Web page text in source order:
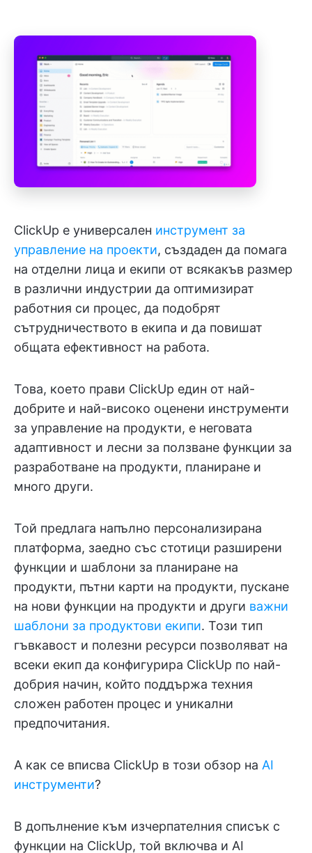
ClickUp е универсален инструмент за
управление на проекти, създаден да помага
на отделни лица и екипи от всякакъв размер
в различни индустрии да оптимизират
работния си процес, да подобрят
сътрудничеството в екипа и да повишат
общата ефективност на работа.
Това, което прави ClickUp един от най-
добрите и най-високо оценени инструменти
за управление на продукти, е неговата
адаптивност и лесни за ползване функции за
разработване на продукти, планиране и
много други.
Той предлага напълно персонализирана
платформа, заедно със стотици разширени
функции и шаблони за планиране на
продукти, пътни карти на продукти, пускане
на нови функции на продукти и други важни
шаблони за продуктови екипи. Този тип
гъвкавост и полезни ресурси позволяват на
всеки екип да конфигурира ClickUp по най-
добрия начин, който поддържа техния
сложен работен процес и уникални
предпочитания.
А как се вписва ClickUp в този обзор на AI
инструменти?
В допълнение към изчерпателния списък с
функции на ClickUp, той включва и AI